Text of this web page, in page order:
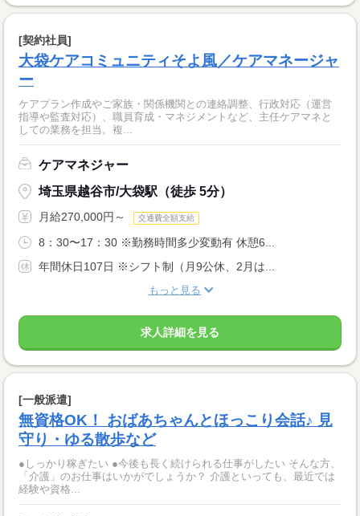
[契約社員]
大袋ケアコミュニティそよ風／ケアマネージャ
ー
ケアプラン作成やご家族・関係機関との連絡調整、行政対応（運営
指導や監査対応）、職員育成・マネジメントなど、主任ケアマネと
しての業務を担当。複...
ケアマネジャー
埼玉県越谷市/大袋駅（徒歩 5分）
月給270,000円～ 交通費全額支給
8：30〜17：30 ※勤務時間多少変動有 休憩6...
年間休日107日 ※シフト制（月9公休、2月は...
もっと見る
求人詳細を見る
[一般派遣]
無資格OK！ おばあちゃんとほっこり会話♪ 見
守り・ゆる散歩など
●しっかり稼ぎたい ●今後も長く続けられる仕事がしたい そんな方、
「介護」のお仕事はいかがでしょうか？ 介護といっても、最近では
経験や資格...